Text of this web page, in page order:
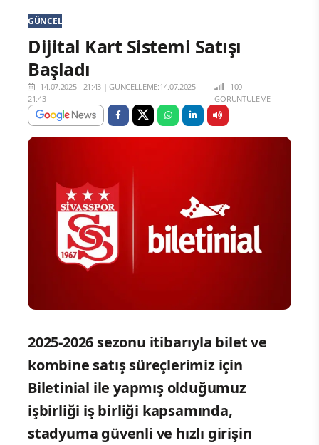
GÜNCEL
Dijital Kart Sistemi Satışı
Başladı
14.07.2025 - 21:43 |GÜNCELLEME:14.07.2025 -
21:43
100
GÖRÜNTÜLEME
2025-2026 sezonu itibarıyla bilet ve
kombine satış süreçlerimiz için
Biletinial ile yapmış olduğumuz
işbirliği iş birliği kapsamında,
stadyuma güvenli ve hızlı girişin